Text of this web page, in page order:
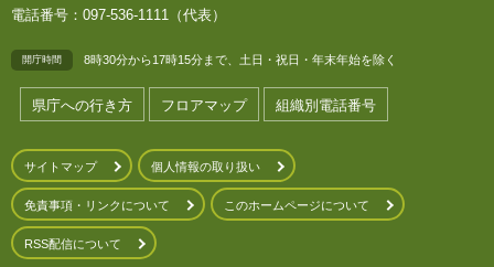
電話番号：097-536-1111（代表）
開庁時間 8時30分から17時15分まで、土日・祝日・年末年始を除く
県庁への行き方 フロアマップ 組織別電話番号
サイトマップ 個人情報の取り扱い
免責事項・リンクについて このホームページについて
RSS配信について